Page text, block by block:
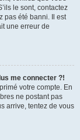
le sont, contactez
pas été banni. Il est
une erreur de
me connecter ?!
votre compte. En
ne postant pas
arrive, tentez de vous